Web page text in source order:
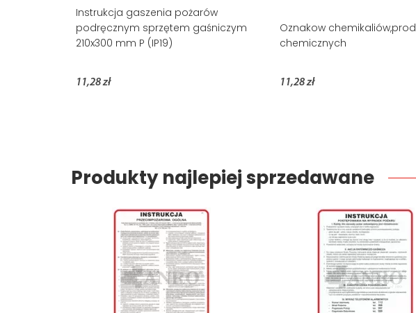
Instrukcja gaszenia pożarów
podręcznym sprzętem gaśniczym
210x300 mm P (IP19)
11,28 zł
Oznakow chemikaliów,prod
chemicznych
11,28 zł
Produkty najlepiej sprzedawane